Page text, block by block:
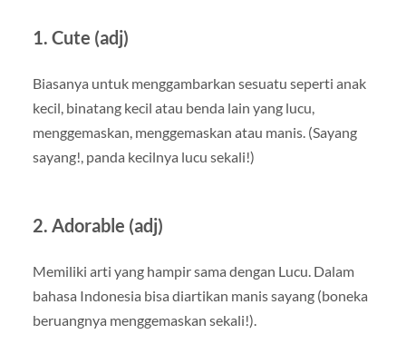
1. Cute (adj)
Biasanya untuk menggambarkan sesuatu seperti anak
kecil, binatang kecil atau benda lain yang lucu,
menggemaskan, menggemaskan atau manis. (Sayang
sayang!, panda kecilnya lucu sekali!)
2. Adorable (adj)
Memiliki arti yang hampir sama dengan Lucu. Dalam
bahasa Indonesia bisa diartikan manis sayang (boneka
beruangnya menggemaskan sekali!).